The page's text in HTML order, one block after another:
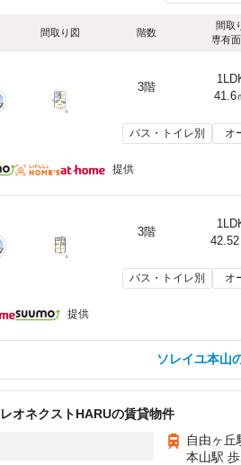
間取り図 階数
間取
専有
3階
41.6
バス・トイレ別 オ
提供
3階
42.52
バス・トイレ別 オ
提供
ソレイユ本山
レオネクストHARUの賃貸物件
自由ヶ丘
本山駅 歩